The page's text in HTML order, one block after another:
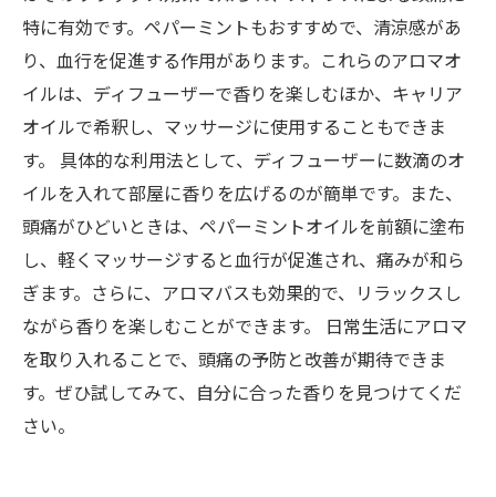
特に有効です。ペパーミントもおすすめで、清涼感があ
り、血行を促進する作用があります。これらのアロマオ
イルは、ディフューザーで香りを楽しむほか、キャリア
オイルで希釈し、マッサージに使用することもできま
す。 具体的な利用法として、ディフューザーに数滴のオ
イルを入れて部屋に香りを広げるのが簡単です。また、
頭痛がひどいときは、ペパーミントオイルを前額に塗布
し、軽くマッサージすると血行が促進され、痛みが和ら
ぎます。さらに、アロマバスも効果的で、リラックスし
ながら香りを楽しむことができます。 日常生活にアロマ
を取り入れることで、頭痛の予防と改善が期待できま
す。ぜひ試してみて、自分に合った香りを見つけてくだ
さい。